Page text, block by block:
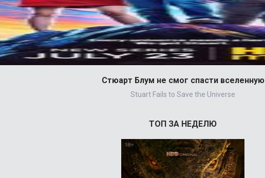
Стюарт Блум не смог спасти вселенную
Stuart Fails to Save the Universe
ТОП ЗА НЕДЕЛЮ